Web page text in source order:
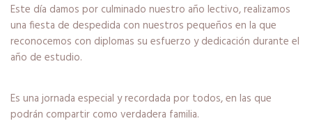
Este día damos por culminado nuestro año lectivo, realizamos
una fiesta de despedida con nuestros pequeños en la que
reconocemos con diplomas su esfuerzo y dedicación durante el
año de estudio.
Es una jornada especial y recordada por todos, en las que
podrán compartir como verdadera familia.